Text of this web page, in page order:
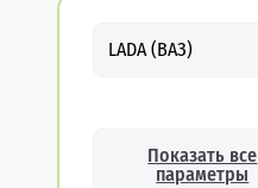
LADA (ВАЗ)
Показать все
параметры